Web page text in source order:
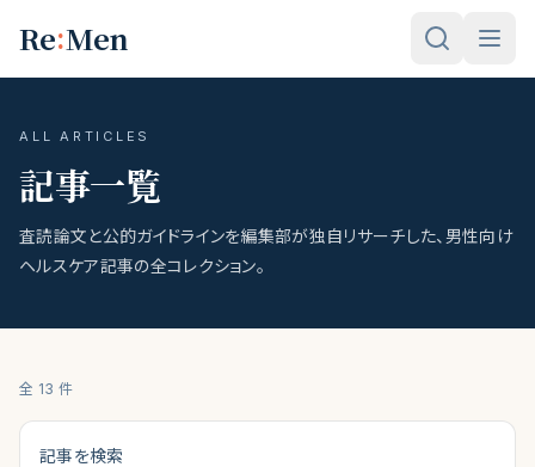
Re:Men
ALL ARTICLES
記事一覧
査読論文と公的ガイドラインを編集部が独自リサーチした、男性向け
ヘルスケア記事の全コレクション。
全 13 件
記事を検索